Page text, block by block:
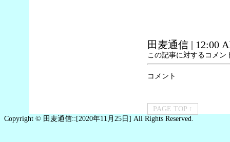
田麦通信| 12:00
この記事に対するコメン
コメント
PAGE TOP ↑
Copyright © 田麦通信::[2020年11月25日] All Rights Reserved.